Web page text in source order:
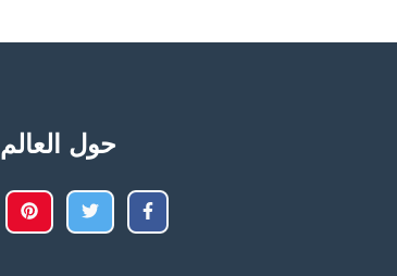
حول العالم